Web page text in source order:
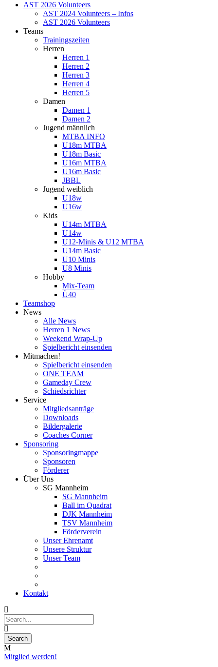
AST 2026 Volunteers
AST 2024 Volunteers – Infos
AST 2026 Volunteers
Teams
Trainingszeiten
Herren
Herren 1
Herren 2
Herren 3
Herren 4
Herren 5
Damen
Damen 1
Damen 2
Jugend männlich
MTBA INFO
U18m MTBA
U18m Basic
U16m MTBA
U16m Basic
JBBL
Jugend weiblich
U18w
U16w
Kids
U14m MTBA
U14w
U12-Minis & U12 MTBA
U14m Basic
U10 Minis
U8 Minis
Hobby
Mix-Team
Ü40
Teamshop
News
Alle News
Herren 1 News
Weekend Wrap-Up
Spielbericht einsenden
Mitmachen!
Spielbericht einsenden
ONE TEAM
Gameday Crew
Schiedsrichter
Service
Mitgliedsanträge
Downloads
Bildergalerie
Coaches Corner
Sponsoring
Sponsoringmappe
Sponsoren
Förderer
Über Uns
SG Mannheim
SG Mannheim
Ball im Quadrat
DJK Mannheim
TSV Mannheim
Förderverein
Unser Ehrenamt
Unsere Struktur
Unser Team
Kontakt
Mitglied werden!